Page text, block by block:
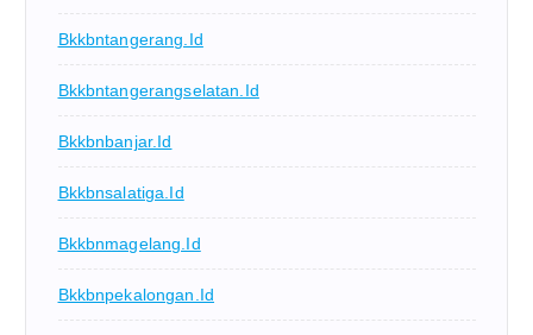
Bkkbntangerang.id
Bkkbntangerangselatan.id
Bkkbnbanjar.id
Bkkbnsalatiga.id
Bkkbnmagelang.id
Bkkbnpekalongan.id